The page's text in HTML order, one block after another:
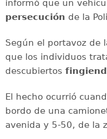
informó que un
persecución de la
Según el portavoz de
que los individuos
descubiertos
El hecho ocurrió
bordo de una
avenida y 5-50, de la